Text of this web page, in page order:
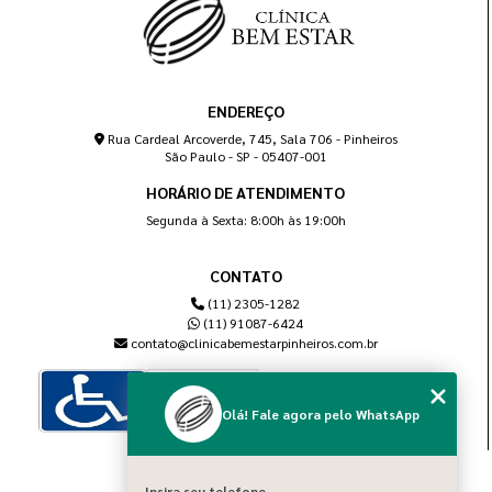
ENDEREÇO
Rua Cardeal Arcoverde, 745, Sala 706 - Pinheiros
São Paulo - SP - 05407-001
HORÁRIO DE ATENDIMENTO
Segunda à Sexta: 8:00h às 19:00h
CONTATO
(11) 2305-1282
(11) 91087-6424
contato@clinicabemestarpinheiros.com.br
Olá! Fale agora pelo WhatsApp